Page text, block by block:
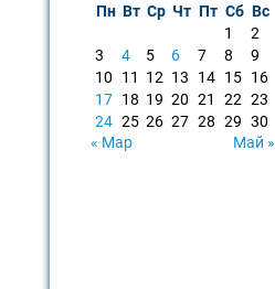
Пн Вт Ср Чт Пт Сб Вс
1
2
3
4 5 6 7 8
9
10
11 12 13 14 15 16
17 18 19 20 21 22 23
24 25 26 27 28 29 30
« Мар
Май »